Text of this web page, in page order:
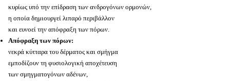
κυρίως υπό την επίδραση των ανδρογόνων ορμονών,
η οποία δημιουργεί λιπαρό περιβάλλον
και ευνοεί την απόφραξη των πόρων.
Απόφραξη των πόρων:
νεκρά κύτταρα του δέρματος και σμήγμα
εμποδίζουν τη φυσιολογική αποχέτευση
των σμηγματογόνων αδένων,